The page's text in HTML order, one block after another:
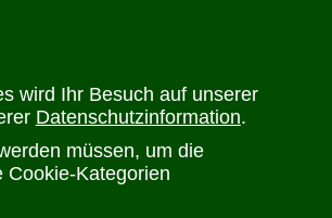
wird Ihr Besuch auf unserer
Datenschutzinformation.
müssen, um die
Cookie-Kategorien
ANSPRECHPARTNER